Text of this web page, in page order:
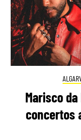
Marisco
concertos